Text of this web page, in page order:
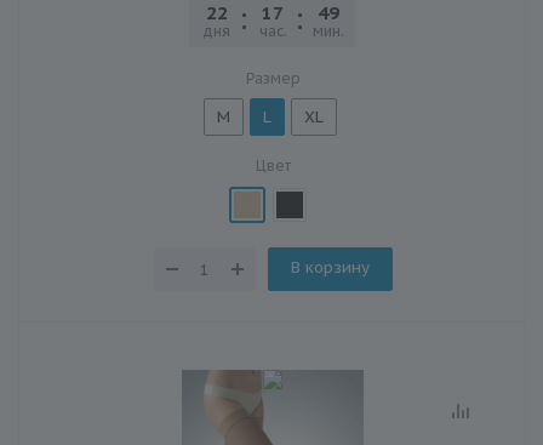
22
дня
17
час.
49
мин.
Размер
M L XL
Цвет
В корзину